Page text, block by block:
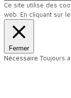
Ce site utilise des
web. En cliquant sur
Fermer
Nécessaire Toujours